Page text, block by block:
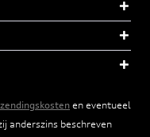
en eventueel
anderszins beschreven